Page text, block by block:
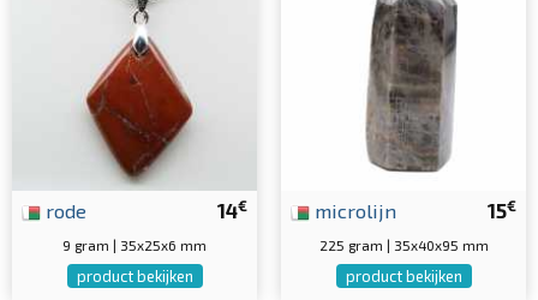
14€
rode
9 gram | 35x25x6 mm
product bekijken
15€
microlijn
225 gram | 35x40x95 mm
product bekijken